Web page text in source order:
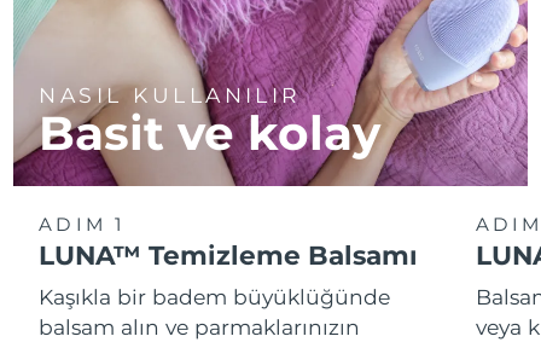
NASIL KULLANILIR
Basit ve kolay
ADIM 1
LUNA™ Temizleme Balsamı
Kaşıkla bir badem büyüklüğünde
balsam alın ve parmaklarınızın
veya